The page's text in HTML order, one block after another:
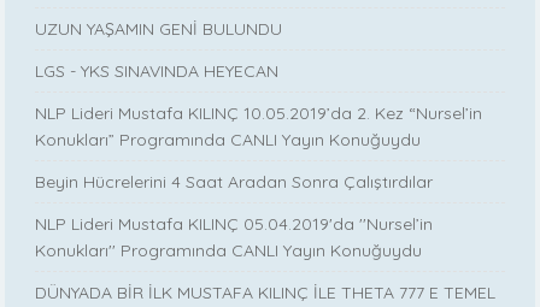
UZUN YAŞAMIN GENİ BULUNDU
LGS - YKS SINAVINDA HEYECAN
NLP Lideri Mustafa KILINÇ 10.05.2019’da 2. Kez “Nursel’in
Konukları” Programında CANLI Yayın Konuğuydu
Beyin Hücrelerini 4 Saat Aradan Sonra Çalıştırdılar
NLP Lideri Mustafa KILINÇ 05.04.2019'da ''Nursel’in
Konukları'' Programında CANLI Yayın Konuğuydu
DÜNYADA BİR İLK MUSTAFA KILINÇ İLE THETA 777 E TEMEL